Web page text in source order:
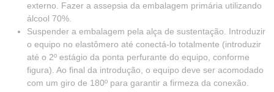
externo. Fazer a assepsia da embalagem primária utilizando
álcool 70%.
Suspender a embalagem pela alça de sustentação. Introduzir
o equipo no elastômero até conectá-lo totalmente (introduzir
até o 2º estágio da ponta perfurante do equipo, conforme
figura). Ao final da introdução, o equipo deve ser acomodado
com um giro de 180º para garantir a firmeza da conexão.